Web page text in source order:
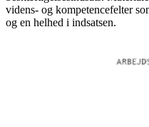
videns- og kompetencefelter
og en helhed i indsatsen.